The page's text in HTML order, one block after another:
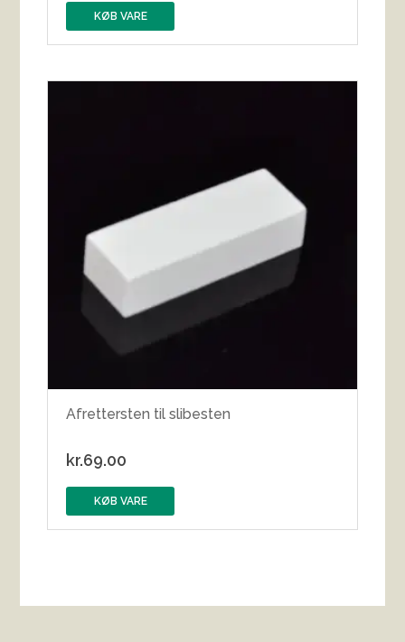
KØB VARE
Afrettersten til slibesten
kr.69.00
KØB VARE